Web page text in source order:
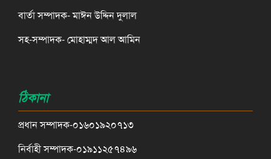
বার্তা সম্পাদক- মাঈন উদ্দিন দুলাল
সহ-সম্পাদক- মোহাম্মদ আল আমিন
ঠিকানা
প্রধান সম্পাদক-০১৬০১৯২০৭১৩
নির্বাহী সম্পাদক-০১৯১১২৫৭৪৯৬